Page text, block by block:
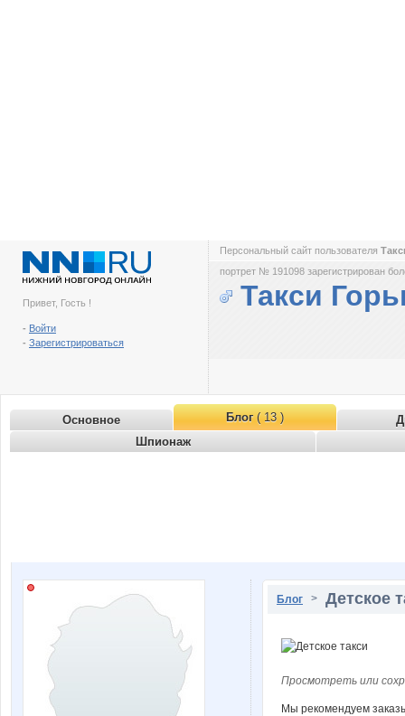
Привет, Гость !
- Войти
- Зарегистрироваться
Персональный сайт пользователя
портрет № 191098 зарегистрирован
Такси
Основное Блог( 13 )
Шпионаж
Блог > Детское
Просмотреть или
Мы рекомендуем